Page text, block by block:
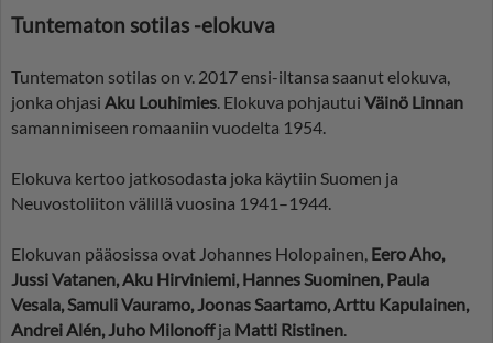
Tuntematon sotilas -elokuva
Tuntematon sotilas on v. 2017 ensi-iltansa saanut elokuva,
jonka ohjasi Aku Louhimies . Elokuva pohjautui Väinö Linnan
samannimiseen romaaniin vuodelta 1954.
Elokuva kertoo jatkosodasta joka käytiin Suomen ja
Neuvostoliiton välillä vuosina 1941–1944.
Elokuvan pääosissa ovat Johannes Holopainen, Eero Aho,
Jussi Vatanen, Aku Hirviniemi, Hannes Suominen, Paula
Vesala, Samuli Vauramo, Joonas Saartamo, Arttu Kapulainen,
Andrei Alén, Juho Milonoffja Matti Ristinen